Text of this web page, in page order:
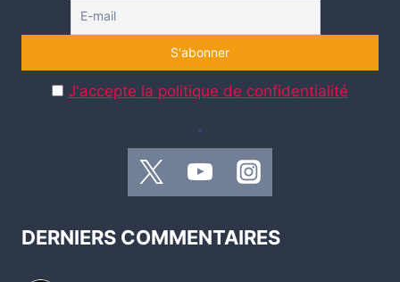
J'accepte la politique de confidentialité
.
DERNIERS COMMENTAIRES